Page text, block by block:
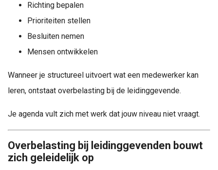
Richting bepalen
Prioriteiten stellen
Besluiten nemen
Mensen ontwikkelen
Wanneer je structureel uitvoert wat een medewerker kan
leren, ontstaat overbelasting bij de leidinggevende.
Je agenda vult zich met werk dat jouw niveau niet vraagt.
Overbelasting bij leidinggevenden bouwt
zich geleidelijk op